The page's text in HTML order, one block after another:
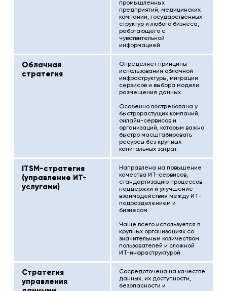
промышленных
предприятий, медицинских
компаний, государственных
структур и любого бизнеса,
работающего с
чувствительной
информацией.
Облачная
стратегия
Определяет принципы
использования облачной
инфраструктуры, миграции
сервисов и выбора модели
размещения данных.
Особенно востребована у
быстрорастущих компаний,
онлайн-сервисов и
организаций, которым важно
быстро масштабировать
ресурсы без крупных
капитальных затрат.
ITSM-стратегия
(управление ИТ-
услугами)
Направлена на повышение
качества ИТ-сервисов,
стандартизацию процессов
поддержки и улучшение
взаимодействия между ИТ-
подразделением и
бизнесом.
Чаще всего используется в
крупных организациях со
значительным количеством
пользователей и сложной
ИТ-инфраструктурой.
Стратегия
управления
Сосредоточена на качестве
данных, их доступности,
безопасности и